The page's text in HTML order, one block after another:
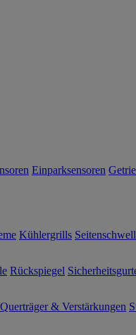
Einparksensoren
Kühlergrills
Rückspiegel
Querträger & Verstärkungen